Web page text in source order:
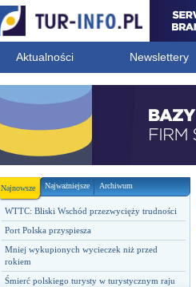
Aktualności Newslettery
Najnowsze Najważniejsze Archiwum
WTTC: Bliski Wschód przezwycięży trudności
Port Polska przyspiesza
Mniej wykupionych wycieczek niż przed
rokiem
Śmierć polskiego turysty w turystycznym raju